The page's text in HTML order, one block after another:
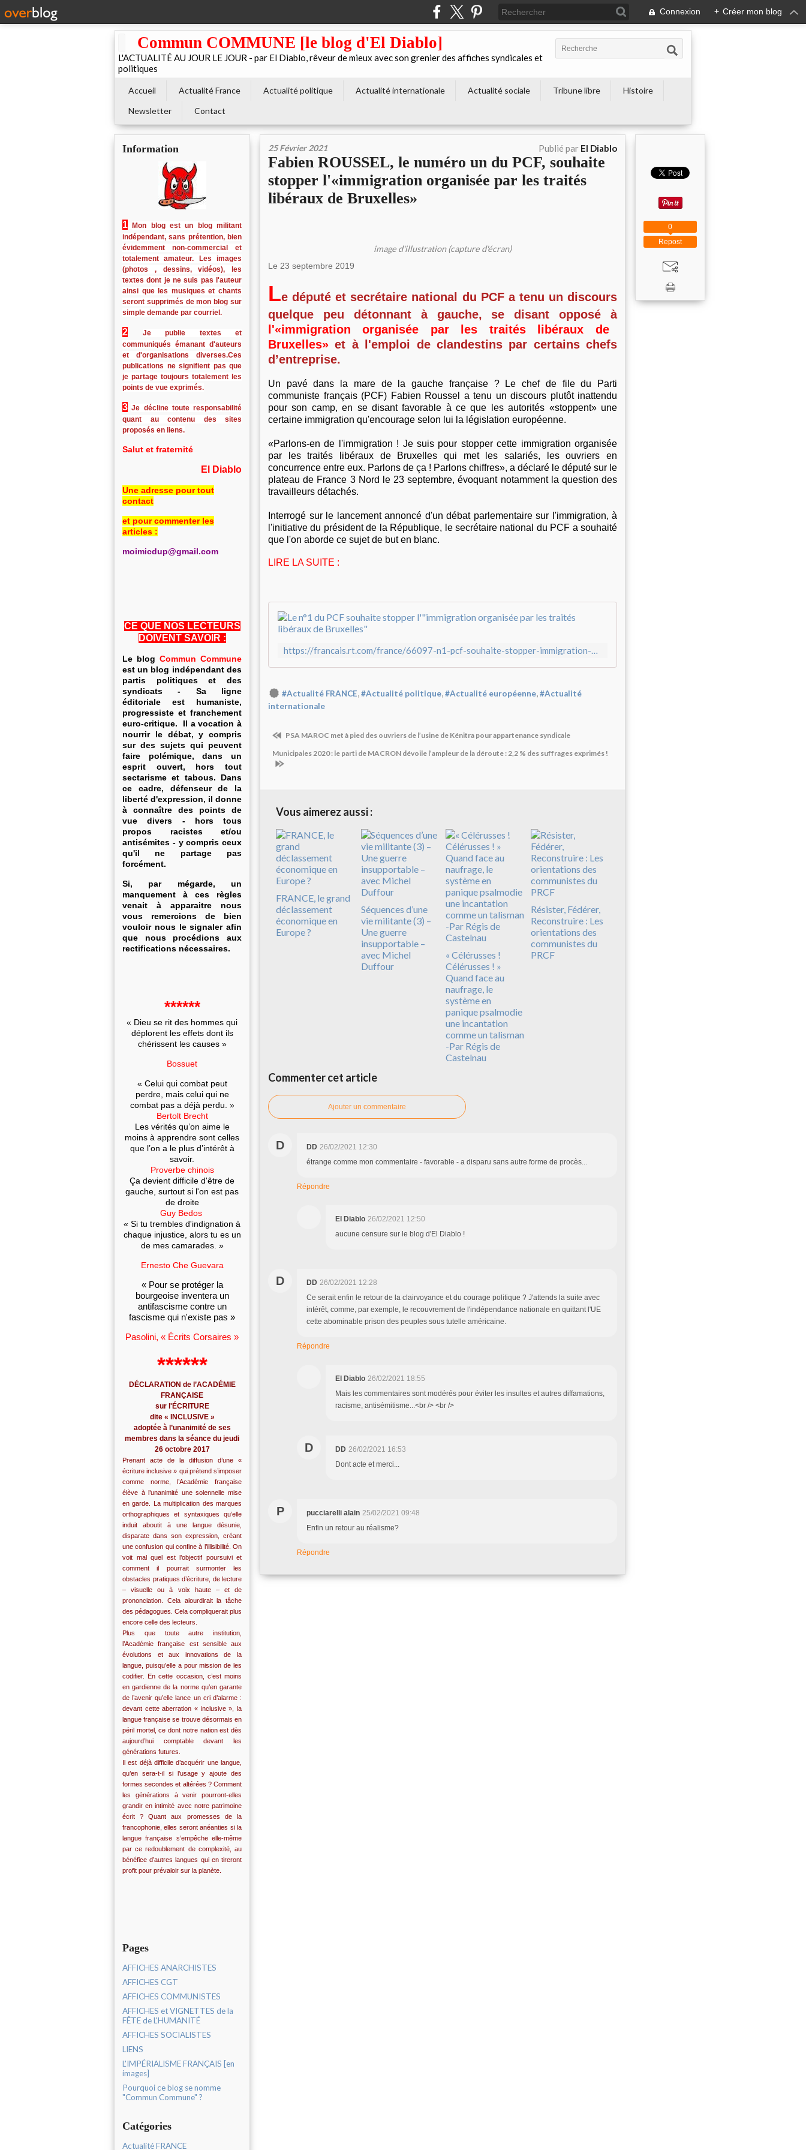
Connexion + Créer mon blog
Commun COMMUNE [le blog d'El Diablo]
L'ACTUALITÉ AU JOUR LE JOUR - par El Diablo, rêveur de mieux avec son grenier des affiches syndicales et
politiques
Accueil Actualité France Actualité politique Actualité internationale Actualité sociale Tribune libre
Histoire
Newsletter
Contact
Information
1
Mon blog est un blog militant
indépendant, sans prétention, bien
évidemment non-commercial et
totalement amateur. Les images
(photos , dessins, vidéos), les
textes dont je ne suis pas l'auteur
ainsi que les musiques et chants
seront supprimés de mon blog sur
simple demande par courriel.
2
Je publie textes et
communiqués émanant d'auteurs
et d'organisations diverses.Ces
publications ne signifient pas que
je partage toujours totalement les
points de vue exprimés.
3 Je décline toute responsabilité
quant au contenu des sites
proposés en liens.
Salut et fraternité
El Diablo
Une adresse pour tout
contact
et pour commenter les
articles :
moimicdup@gmail.com
CE QUE NOS LECTEURS
DOIVENT SAVOIR :
Le blog Commun Commune
est un blog indépendant des
partis politiques et des
syndicats - Sa ligne
éditoriale est humaniste,
progressiste et franchement
euro-critique. Il a vocation à
nourrir le débat, y compris
sur des sujets qui peuvent
faire polémique, dans un
esprit ouvert, hors tout
sectarisme et tabous. Dans
ce cadre, défenseur de la
liberté d'expression, il donne
à connaître des points de
vue divers - hors tous
propos racistes et/ou
antisémites - y compris ceux
qu'il ne partage pas
forcément.
Si, par mégarde, un
manquement à ces règles
venait à apparaitre nous
vous remercions de bien
vouloir nous le signaler afin
que nous procédions aux
rectifications nécessaires.
******
« Dieu se rit des hommes qui
déplorent les effets dont ils
chérissent les causes »
Bossuet
« Celui qui combat peut
perdre, mais celui qui ne
combat pas a déjà perdu. »
Bertolt Brecht
Les vérités qu’on aime le
moins à apprendre sont celles
que l’on a le plus d’intérêt à
savoir.
Proverbe chinois
Ça devient difficile d'être de
gauche, surtout si l'on est pas
de droite
Guy Bedos
« Si tu trembles d'indignation à
chaque injustice, alors tu es un
de mes camarades. »
Ernesto Che Guevara
« Pour se protéger la
bourgeoise inventera un
antifascisme contre un
fascisme qui n'existe pas »
Pasolini, « Écrits Corsaires »
******
DÉCLARATION de l’ACADÉMIE
FRANÇAISE
sur l'ÉCRITURE
dite « INCLUSIVE »
adoptée à l’unanimité de ses
membres dans la séance du jeudi
26 octobre 2017
Prenant acte de la diffusion d’une «
écriture inclusive » qui prétend s’imposer
comme norme, l’Académie française
élève à l’unanimité une solennelle mise
en garde. La multiplication des marques
orthographiques et syntaxiques qu’elle
induit aboutit à une langue désunie,
disparate dans son expression, créant
une confusion qui confine à l’illisibilité. On
voit mal quel est l’objectif poursuivi et
comment il pourrait surmonter les
obstacles pratiques d’écriture, de lecture
– visuelle ou à voix haute – et de
prononciation. Cela alourdirait la tâche
des pédagogues. Cela compliquerait plus
encore celle des lecteurs.
Plus que toute autre institution,
l’Académie française est sensible aux
évolutions et aux innovations de la
langue, puisqu’elle a pour mission de les
codifier. En cette occasion, c’est moins
en gardienne de la norme qu’en garante
de l’avenir qu’elle lance un cri d’alarme :
devant cette aberration « inclusive », la
langue française se trouve désormais en
péril mortel, ce dont notre nation est dès
aujourd’hui comptable devant les
générations futures.
Il est déjà difficile d’acquérir une langue,
qu’en sera-t-il si l’usage y ajoute des
formes secondes et altérées ? Comment
les générations à venir pourront-elles
grandir en intimité avec notre patrimoine
écrit ? Quant aux promesses de la
francophonie, elles seront anéanties si la
langue française s’empêche elle-même
par ce redoublement de complexité, au
bénéfice d’autres langues qui en tireront
profit pour prévaloir sur la planète.
Pages
AFFICHES ANARCHISTES
AFFICHES CGT
AFFICHES COMMUNISTES
AFFICHES et VIGNETTES de la
FÊTE de L'HUMANITÉ
AFFICHES SOCIALISTES
LIENS
L'IMPÉRIALISME FRANÇAIS [en
images]
Pourquoi ce blog se nomme
"Commun Commune" ?
Catégories
Actualité FRANCE
25 Février 2021 Publié par El Diablo
Fabien ROUSSEL, le numéro un du PCF, souhaite
stopper l'«immigration organisée par les traités
libéraux de Bruxelles»
image d'illustration (capture d'écran)
Le 23 septembre 2019
Le député et secrétaire national du PCF a tenu un discours
quelque peu détonnant à gauche, se disant opposé à
l'«immigration organisée par les traités libéraux de
Bruxelles» et à l'emploi de clandestins par certains chefs
d’entreprise.
Un pavé dans la mare de la gauche française ? Le chef de file du Parti
communiste français (PCF) Fabien Roussel a tenu un discours plutôt inattendu
pour son camp, en se disant favorable à ce que les autorités «stoppent» une
certaine immigration qu'encourage selon lui la législation européenne.
«Parlons-en de l'immigration ! Je suis pour stopper cette immigration organisée
par les traités libéraux de Bruxelles qui met les salariés, les ouvriers en
concurrence entre eux. Parlons de ça ! Parlons chiffres», a déclaré le député sur le
plateau de France 3 Nord le 23 septembre, évoquant notamment la question des
travailleurs détachés.
Interrogé sur le lancement annoncé d'un débat parlementaire sur l'immigration, à
l'initiative du président de la République, le secrétaire national du PCF a souhaité
que l'on aborde ce sujet de but en blanc.
LIRE LA SUITE :
https://francais.rt.com/france/66097-n1-pcf-souhaite-stopper-immigration-organisee-traites-liberaux-bruxelles
#Actualité FRANCE,#Actualité politique,#Actualité européenne,#Actualité
internationale
PSA MAROC met à pied des ouvriers de l’usine de Kénitra pour appartenance syndicale
Municipales 2020 : le parti de MACRON dévoile l’ampleur de la déroute : 2,2 % des suffrages exprimés !
Vous aimerez aussi :
FRANCE, le grand
déclassement
économique en
Europe ?
Séquences d’une
vie militante (3) –
Une guerre
insupportable –
avec Michel
Duffour
« Célérusses !
Célérusses ! »
Quand face au
naufrage, le
système en
panique psalmodie
une incantation
comme un talisman
-Par Régis de
Castelnau
Résister, Fédérer,
Reconstruire : Les
orientations des
communistes du
PRCF
Commenter cet article
Ajouter un commentaire
D DD 26/02/2021 12:30
étrange comme mon commentaire - favorable - a disparu sans autre forme de procès...
Répondre
El Diablo 26/02/2021 12:50
aucune censure sur le blog d'El Diablo !
D DD 26/02/2021 12:28
Ce serait enfin le retour de la clairvoyance et du courage politique ? J'attends la suite avec
intérêt, comme, par exemple, le recouvrement de l'indépendance nationale en quittant l'UE
cette abominable prison des peuples sous tutelle américaine.
Répondre
El Diablo 26/02/2021 18:55
Mais les commentaires sont modérés pour éviter les insultes et autres diffamations,
racisme, antisémitisme...<br /> <br />
D DD 26/02/2021 16:53
Dont acte et merci...
P pucciarelli alain 25/02/2021 09:48
Enfin un retour au réalisme?
Répondre
Repost
0